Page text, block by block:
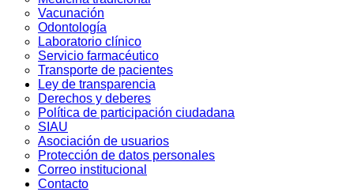
Vacunación
Odontología
Laboratorio clínico
Servicio farmacéutico
Transporte de pacientes
Ley de transparencia
Derechos y deberes
Política de participación ciudadana
SIAU
Asociación de usuarios
Protección de datos personales
Correo institucional
Contacto